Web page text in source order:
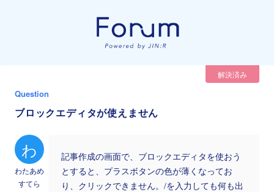
解決済み
Question
ブロックエディタが使えません
わ
わたあめ
すてら
記事作成の画面で、ブロックエディタを使おう
とすると、プラスボタンの色が薄くなってお
り、クリックできません。/を入力しても何も出